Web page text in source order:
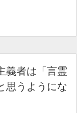
義者は「言霊
思うようにな